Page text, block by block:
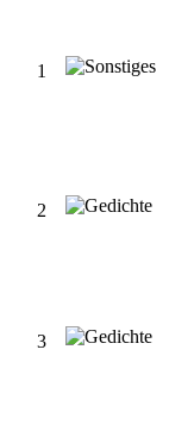
1
2
3